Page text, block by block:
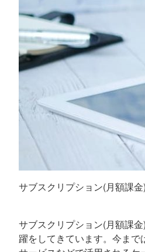
サブスクリプション(月額課
サブスクリプション(月額課
躍をしてきています。今まで